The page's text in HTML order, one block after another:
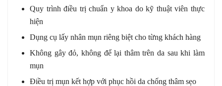
Quy trình điều trị chuẩn y khoa do kỹ thuật viên thực
hiện
Dụng cụ lấy nhân mụn riêng biệt cho từng khách hàng
Không gây đỏ, không để lại thâm trên da sau khi làm
mụn
Điều trị mụn kết hợp với phục hồi da chống thâm sẹo